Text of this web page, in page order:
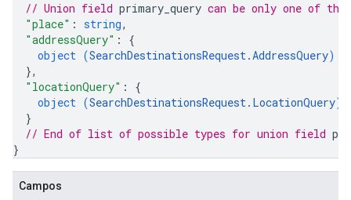
// Union field primary_query can be only one of
"place" : string,
"addressQuery" : {
object (SearchDestinationsRequest.AddressQuery)
},
"locationQuery" : {
object (SearchDestinationsRequest.LocationQuery)
}
// End of list of possible types for union field
}
Campos